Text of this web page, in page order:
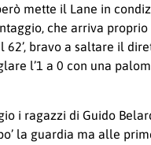
mette il Lane in
che arriva proprio
62’, bravo a saltare il
l’1 a 0 con una
i ragazzi di Guido
la guardia ma alle